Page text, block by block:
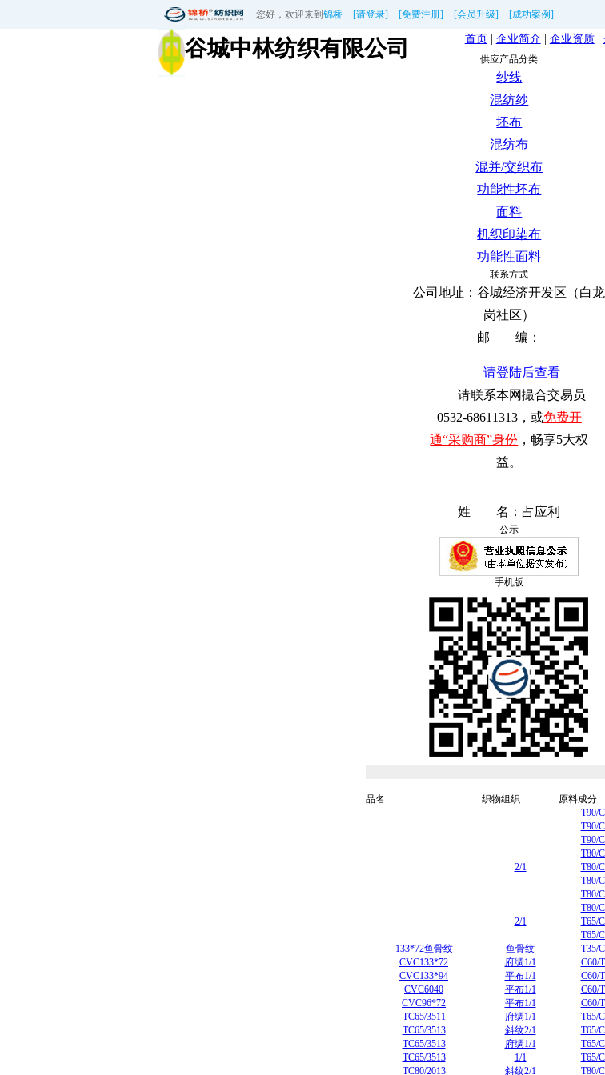
您好，欢迎来到 锦桥 [请登录] [免费注册] [会员升级] [成功案例]
谷城中林纺织有限公司 首页 企业简介| 企业资质|
供应产品分类
纱线
混纺纱
坯布
混纺布
混并/交织布
功能性坯布
面料
机织印染布
功能性面料
联系方式
公司地址：谷城经济开发区（白龙
岗社区）
邮 编：
请登陆后查看
请联系本网撮合交易员
0532-68611313，或免费开
通“采购商”身份 ，畅享5大权
益。
姓 名： 占应利
公示
手机版
品名
织物组织 原料成分
T90/
T90/
T90/
T80/
2/1
T80/
T80/
T80/
T80/
2/1
T65/
T65/
133*72鱼骨纹
鱼骨纹 T35/
CVC133*72
府绸1/1 C60/
CVC133*94
平布1/1 C60/
CVC6040
平布1/1 C60/
CVC96*72
平布1/1 C60/
TC65/3511
府绸1/1 T65/
TC65/3513
斜纹2/1 T65/
TC65/3513
府绸1/1 T65/
TC65/3513
1/1 T65/
TC80/2013
斜纹2/1 T80/